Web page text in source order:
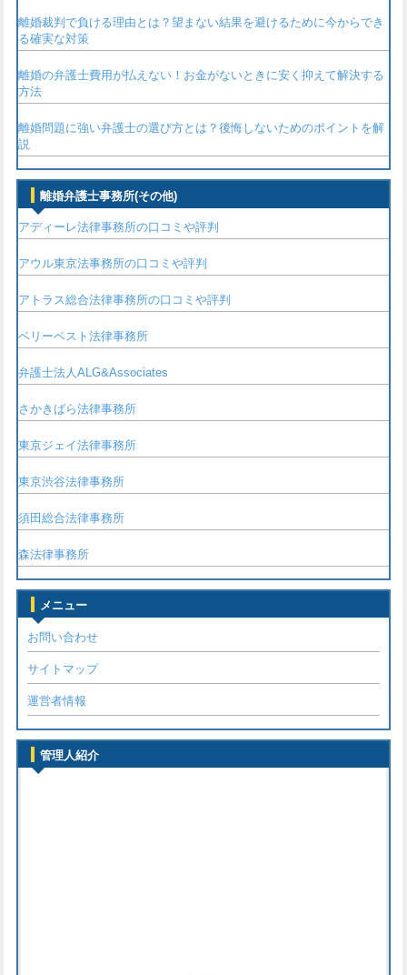
離婚裁判で負ける理由とは？望まない結果を避けるために今からでき
る確実な対策
離婚の弁護士費用が払えない！お金がないときに安く抑えて解決する
方法
離婚問題に強い弁護士の選び方とは？後悔しないためのポイントを解
説
離婚弁護士事務所(その他)
アディーレ法律事務所の口コミや評判
アウル東京法事務所の口コミや評判
アトラス総合法律事務所の口コミや評判
ベリーベスト法律事務所
弁護士法人ALG&Associates
さかきばら法律事務所
東京ジェイ法律事務所
東京渋谷法律事務所
須田総合法律事務所
森法律事務所
メニュー
お問い合わせ
サイトマップ
運営者情報
管理人紹介